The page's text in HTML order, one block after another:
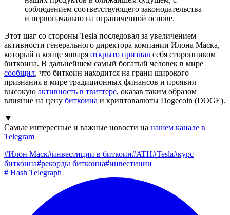
соблюдением соответствующего законодательства
и первоначально на ограниченной основе.
Этот шаг со стороны Tesla последовал за увеличением
активности генерального директора компании Илона Маска,
который в конце января открыто признал себя сторонником
биткоина. В дальнейшем самый богатый человек в мире
сообщил, что биткоин находится на грани широкого
признания в мире традиционных финансов и проявил
высокую активность в твиттере, оказав таким образом
влияние на цену биткоина и криптовалюты Dogecoin (DOGE).
▼
Самые интересные и важные новости на нашем канале в
Telegram
#Илон Маск#инвестиции в биткоин#ATH#Tesla#курс
биткоина#рекорды биткоина#инвестиции
# Hash Telegraph